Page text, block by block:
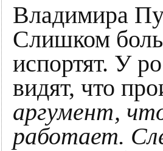
Владимира
Слишком
испортят. У
видят, что
аргумент,
работает.